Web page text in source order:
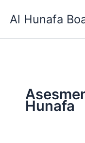
Al Hunafa
Hunafa